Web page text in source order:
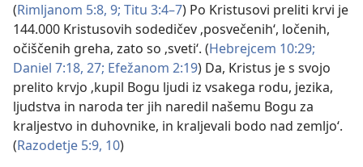
(Rimljanom 5:8, 9; Titu 3:4–7) Po Kristusovi preliti krvi je
144.000 Kristusovih sodedičev ‚posvečenih‘, ločenih,
očiščenih greha, zato so ‚sveti‘. (Hebrejcem 10:29;
Daniel 7:18, 27; Efežanom 2:19) Da, Kristus je s svojo
prelito krvjo ‚kupil Bogu ljudi iz vsakega rodu, jezika,
ljudstva in naroda ter jih naredil našemu Bogu za
kraljestvo in duhovnike, in kraljevali bodo nad zemljo‘.
(Razodetje 5:9, 10)